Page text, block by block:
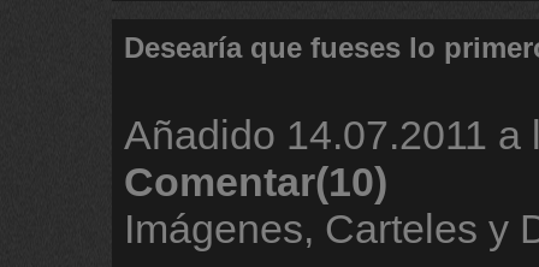
Desearía que fueses lo
Añadido 14.07.2011 a
Comentar(10)
Imágenes, Carteles y